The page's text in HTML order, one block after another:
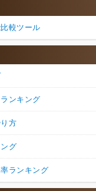
較ツール
ンキング
方
グ
ランキング